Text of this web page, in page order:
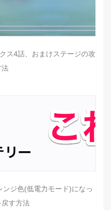
ス4話、おまけステージの攻
法
ジ色(低電力モード)になっ
す方法